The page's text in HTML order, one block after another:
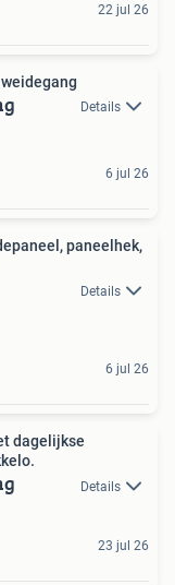
22 jul 26
Details
6 jul 26
paneelhek,
Details
6 jul 26
dagelijkse
Details
23 jul 26